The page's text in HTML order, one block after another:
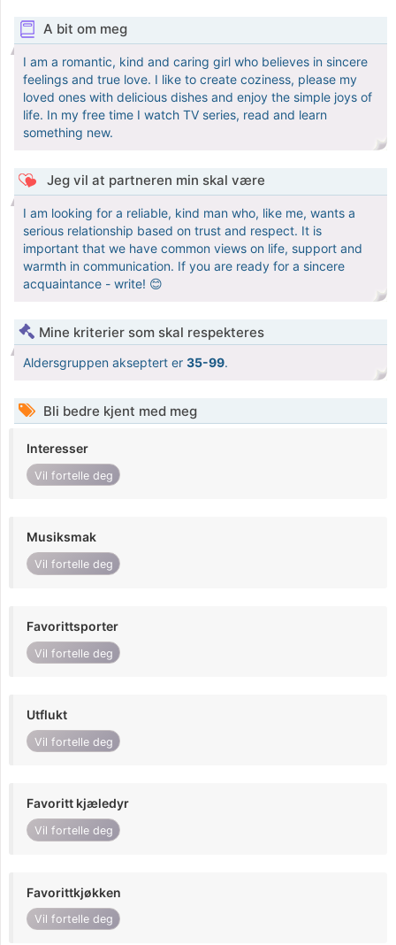
A bit om meg
I am a romantic, kind and caring girl who believes in sincere
feelings and true love. I like to create coziness, please my
loved ones with delicious dishes and enjoy the simple joys of
life. In my free time I watch TV series, read and learn
something new.
Jeg vil at partneren min skal være
I am looking for a reliable, kind man who, like me, wants a
serious relationship based on trust and respect. It is
important that we have common views on life, support and
warmth in communication. If you are ready for a sincere
acquaintance - write! 😊
Mine kriterier som skal respekteres
Aldersgruppen akseptert er 35-99.
Bli bedre kjent med meg
Interesser
Vil fortelle deg
Musiksmak
Vil fortelle deg
Favorittsporter
Vil fortelle deg
Utflukt
Vil fortelle deg
Favoritt kjæledyr
Vil fortelle deg
Favorittkjøkken
Vil fortelle deg